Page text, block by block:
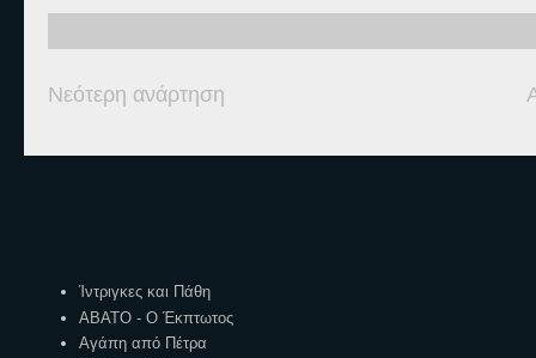
Νεότερη ανάρτηση
Ίντριγκες και Πάθη
ΑΒΑΤΟ - Ο Έκπτωτος
Αγάπη από Πέτρα